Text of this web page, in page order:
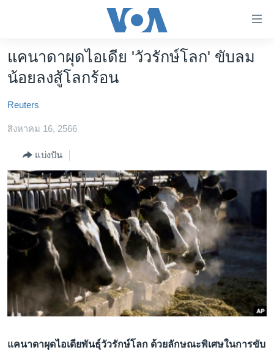
ต่อ
ข้าม
ไป
เนื้อหา
ข้าม
หลัก
ข้าม
ไป
การ
ค้นหา
หน้าหลัก
โลก
เอเชีย
สหรัฐฯ
ไทย
ธุรกิจ
วิทยาศาสตร์
สังคมและสุขภาพ
ไลฟ์สไตล์
ตรวจสอบข่าว
เรียนรู้ภาษาอังกฤษ
พอดคาสต์
ติดตามเรา
แคนาดาผุดไอเดีย 'วัวรักษ์โลก' ขับลม
น้อยลงสู้โลกร้อน
Reuters
สิงหาคม 16, 2566
แบ่งปัน
แคนาดาผุดไอเดียพันธุ์วัวรักษ์โลก ด้วยลักษณะพิเศษในการขับ